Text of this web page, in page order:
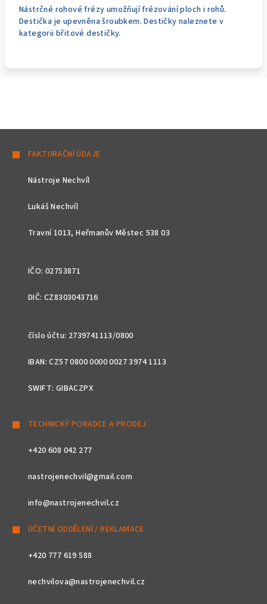
Nástrčné rohové frézy umožňují frézování ploch i rohů.
Destička je upevněna šroubkem. Destičky naleznete v
kategorii břitové destičky.
FAKTURAČNÍ ÚDAJE
Nástroje Nechvíl
Lukáš Nechvíl
Travní 1013, Heřmanův Městec 538 03
IČO: 02753871
DIČ: CZ8303043716
číslo účtu: 2739741113/0800
IBAN: CZ57 0800 0000 0027 3974 1113
SWIFT: GIBACZPX
TECHNICKÝ PORADCE A PRODEJ
+420 608 042 277
nastrojenechvil@gmail.com
info@nastrojenechvil.cz
ÚČETNÍ ODDĚLENÍ / REKLAMACE
+420 777 619 588
nechvilova@nastrojenechvil.cz